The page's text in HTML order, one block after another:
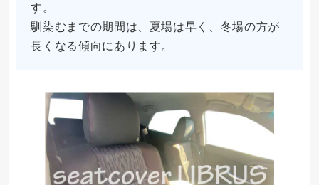
す。
馴染むまでの期間は、夏場は早く、冬場の方が
長くなる傾向にあります。